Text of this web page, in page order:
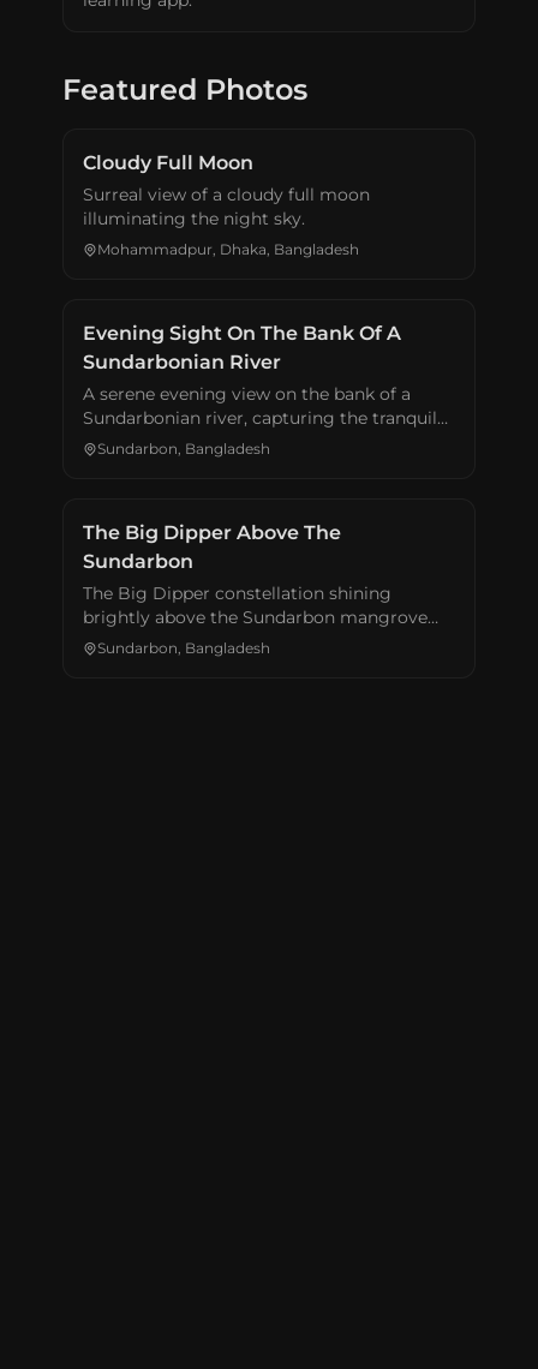
Featured Photos
Cloudy Full Moon
Surreal view of a cloudy full moon
illuminating the night sky.
Mohammadpur, Dhaka, Bangladesh
Evening Sight On The Bank Of A
Sundarbonian River
A serene evening view on the bank of a
Sundarbonian river, capturing the tranquil
beauty of the mangrove forest at dusk.
Sundarbon, Bangladesh
The Big Dipper Above The
Sundarbon
The Big Dipper constellation shining
brightly above the Sundarbon mangrove
forest at night.
Sundarbon, Bangladesh